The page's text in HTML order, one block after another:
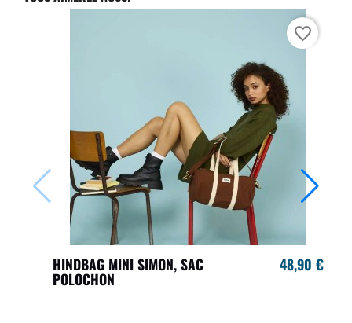
HINDBAG MINI SIMON, SAC
POLOCHON
48,90 €
favorite_border